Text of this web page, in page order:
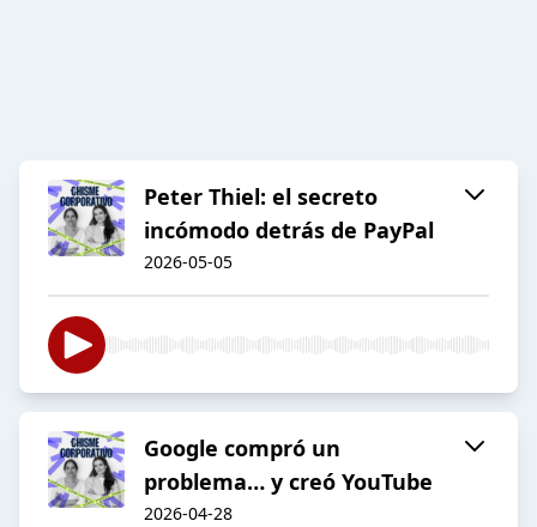
Peter Thiel: el secreto
incómodo detrás de PayPal
2026-05-05
Google compró un
problema… y creó YouTube
2026-04-28